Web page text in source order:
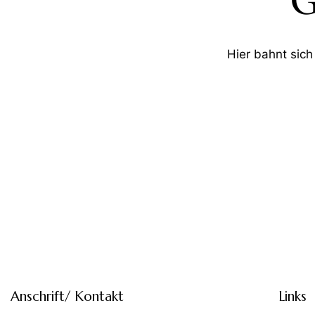
Hier bahnt
Anschrift/ Kontakt Links